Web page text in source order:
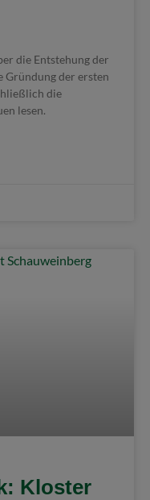
die Entstehung der
Gründung der ersten
die
lesen.
Kloster